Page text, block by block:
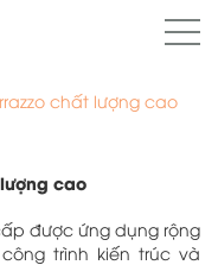
chất lượng cao
cao
được ứng dụng rộng
trình kiến trúc và